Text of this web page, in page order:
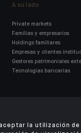
A su lado
Private markets
Familias y empresarios
Holdings familiares
Empresas y clientes
Gestores patrimoniales
Tecnologías bancarias
móvil de Indosuez
la utilización de